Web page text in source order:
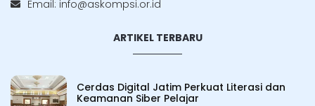
Email: info@askompsi.or.id
ARTIKEL TERBARU
Cerdas Digital Jatim Perkuat Literasi dan
Keamanan Siber Pelajar